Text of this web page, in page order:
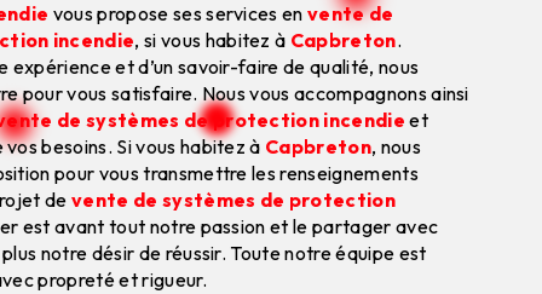
vous propose ses services envente de
incendie, si vous habitez à Capbreton.
expérience et d’un savoir-faire de qualité, nous
pour vous satisfaire. Nous vous accompagnons ainsi
de systèmes de protection incendie et
vos besoins. Si vous habitez à Capbreton, nous
pour vous transmettre les renseignements
devente de systèmes de protection
est avant tout notre passion et le partager avec
notre désir de réussir. Toute notre équipe est
propreté et rigueur.